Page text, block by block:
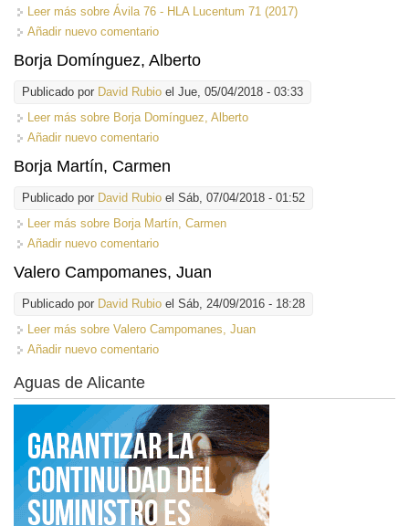
Leer más sobre Ávila 76 - HLA Lucentum 71 (2017)
Añadir nuevo comentario
Borja Domínguez, Alberto
Publicado por David Rubio el Jue, 05/04/2018 - 03:33
Leer más sobre Borja Domínguez, Alberto
Añadir nuevo comentario
Borja Martín, Carmen
Publicado por David Rubio el Sáb, 07/04/2018 - 01:52
Leer más sobre Borja Martín, Carmen
Añadir nuevo comentario
Valero Campomanes, Juan
Publicado por David Rubio el Sáb, 24/09/2016 - 18:28
Leer más sobre Valero Campomanes, Juan
Añadir nuevo comentario
Aguas de Alicante